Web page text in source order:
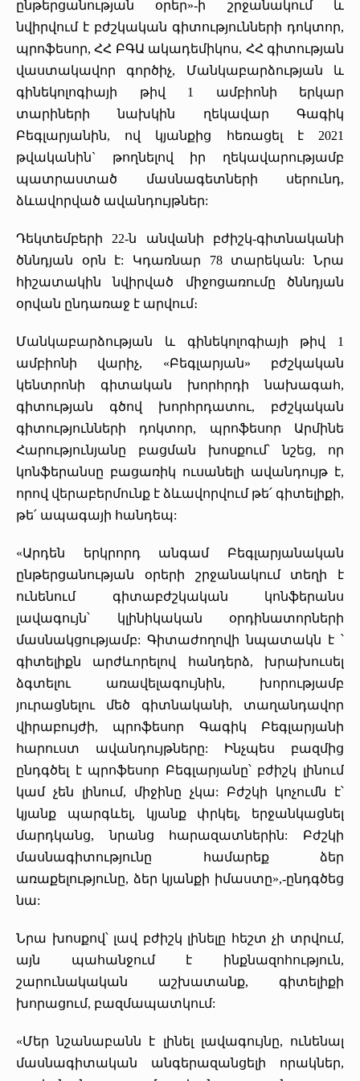
«Հերացի» արհեստակցական կազմակերպություն
«Հերացի» վերլուծական
ընթերցանության օրեր»-ի շրջանակում և
նվիրվում է բժշկական գիտությունների դոկտոր,
պրոֆեսոր, ՀՀ ԲԳԱ ակադեմիկոս, ՀՀ գիտության
վաստակավոր գործիչ, Մանկաբարձության և
գինեկոլոգիայի թիվ 1 ամբիոնի երկար
տարիների նախկին ղեկավար Գագիկ
Բեգլարյանին, ով կյանքից հեռացել է 2021
թվականին` թողնելով իր ղեկավարությամբ
պատրաստած մասնագետների սերունդ,
ձևավորված ավանդույթներ:
Դեկտեմբերի 22-ն անվանի բժիշկ-գիտնականի
ծննդյան օրն է: Կդառնար 78 տարեկան: Նրա
հիշատակին նվիրված միջոցառումը ծննդյան
օրվան ընդառաջ է արվում։
Մանկաբարձության և գինեկոլոգիայի թիվ 1
ամբիոնի վարիչ, «Բեգլարյան» բժշկական
կենտրոնի գիտական խորհրդի նախագահ,
գիտության գծով խորհրդատու, բժշկական
գիտությունների դոկտոր, պրոֆեսոր Արմինե
Հարությունյանը բացման խոսքում՝ նշեց, որ
կոնֆերանսը բացառիկ ուսանելի ավանդույթ է,
որով վերաբերմունք է ձևավորվում թե՛ գիտելիքի,
թե՛ ապագայի հանդեպ:
«Արդեն երկրորդ անգամ Բեգլարյանական
ընթերցանության օրերի շրջանակում տեղի է
ունենում գիտաբժշկական կոնֆերանս
լավագույն՝ կլինիկական օրդինատորների
մասնակցությամբ: Գիտաժողովի նպատակն է ՝
գիտելիքն արժևորելով հանդերձ, խրախուսել
ձգտելու առավելագույնին, խորությամբ
յուրացնելու մեծ գիտնականի, տաղանդավոր
վիրաբույժի, պրոֆեսոր Գագիկ Բեգլարյանի
հարուստ ավանդույթները: Ինչպես բազմից
ընդգծել է պրոֆեսոր Բեգլարյանը՝ բժիշկ լինում
կամ չեն լինում, միջինը չկա: Բժշկի կոչումն է՝
կյանք պարգևել, կյանք փրկել, երջանկացնել
մարդկանց, նրանց հարազատներին: Բժշկի
մասնագիտությունը համարեք ձեր
առաքելությունը, ձեր կյանքի իմաստը»,-ընդգծեց
նա:
Նրա խոսքով՝ լավ բժիշկ լինելը հեշտ չի տրվում,
այն պահանջում է ինքնազոհություն,
շարունակական աշխատանք, գիտելիքի
խորացում, բազմապատկում:
«Մեր նշանաբանն է լինել լավագույնը, ունենալ
մասնագիտական անգերազանցելի որակներ,